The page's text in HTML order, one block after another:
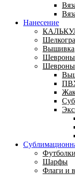
Нанесение
Вышивка
Шевроны
Шевроны
Шарфы
Флаги и